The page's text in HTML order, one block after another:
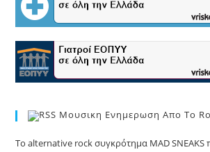
Μουσικη Ενημερωση Απο Το
Το alternative rock συγκρότημα MAD SNEAKS